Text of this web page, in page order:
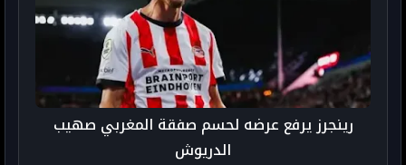
رينجرز يرفع عرضه لحسم صفقة المغربي صهيب
الدريوش